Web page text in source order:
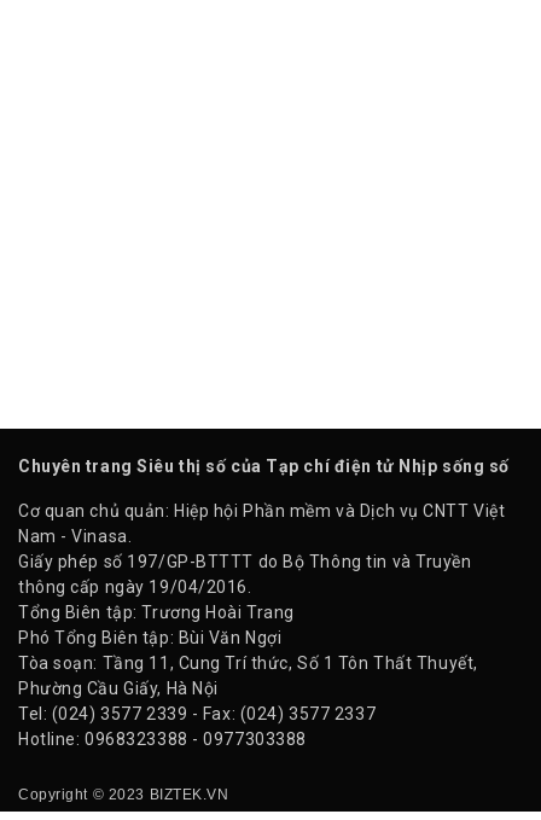
Chuyên trang Siêu thị số của Tạp chí điện tử Nhịp sống số
Cơ quan chủ quản: Hiệp hội Phần mềm và Dịch vụ CNTT Việt
Nam - Vinasa.
Giấy phép số 197/GP-BTTTT do Bộ Thông tin và Truyền
thông cấp ngày 19/04/2016.
Tổng Biên tập: Trương Hoài Trang
Phó Tổng Biên tập: Bùi Văn Ngợi
Tòa soạn: Tầng 11, Cung Trí thức, Số 1 Tôn Thất Thuyết,
Phường Cầu Giấy, Hà Nội
Tel: (024) 3577 2339 - Fax: (024) 3577 2337
Hotline: 0968323388 - 0977303388
Copyright © 2023 BIZTEK.VN